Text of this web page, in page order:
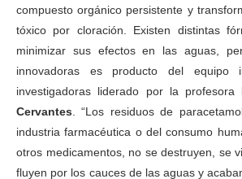
compuesto orgánico persistente y
tóxico por cloración. Existen distintas
minimizar sus efectos en las aguas,
innovadoras es producto del equipo
investigadoras liderado por la profesora
Cervantes. “Los residuos de
industria farmacéutica o del consumo
otros medicamentos, no se destruyen, se
fluyen por los cauces de las aguas y